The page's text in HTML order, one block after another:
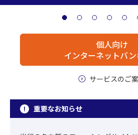
個人向け
インターネットバ
サービスのご
重要なお知らせ